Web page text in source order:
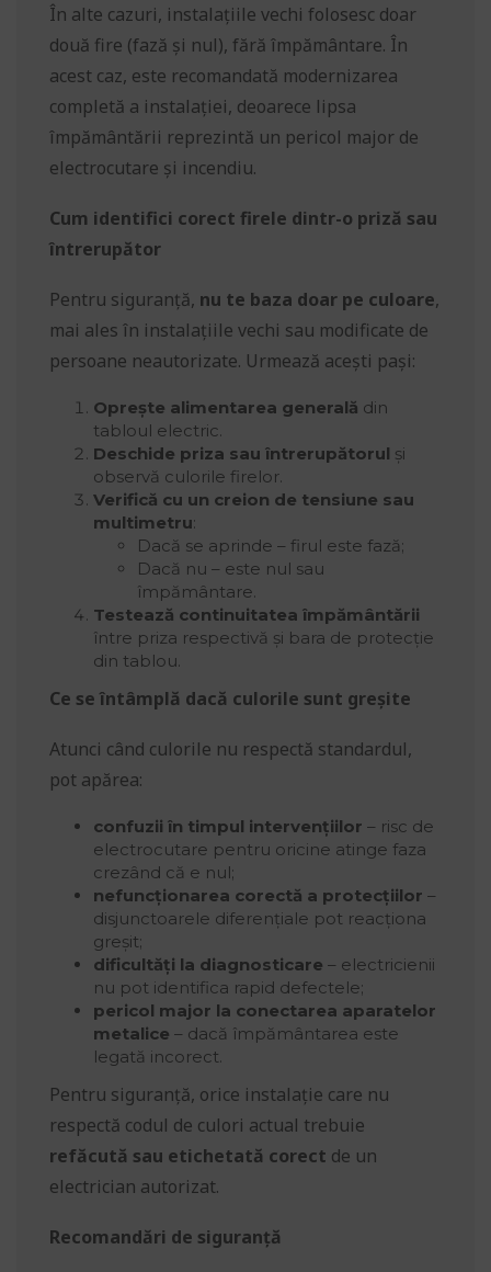
În alte cazuri, instalațiile vechi folosesc doar
două fire (fază și nul), fără împământare. În
acest caz, este recomandată modernizarea
completă a instalației, deoarece lipsa
împământării reprezintă un pericol major de
electrocutare și incendiu.
Cum identifici corect firele dintr-o priză sau
întrerupător
Pentru siguranță, nu te baza doar pe culoare,
mai ales în instalațiile vechi sau modificate de
persoane neautorizate. Urmează acești pași:
Oprește alimentarea generală din
tabloul electric.
Deschide priza sau întrerupătorul și
observă culorile firelor.
Verifică cu un creion de tensiune sau
multimetru:
Dacă se aprinde – firul este fază;
Dacă nu – este nul sau
împământare.
Testează continuitatea împământării
între priza respectivă și bara de protecție
din tablou.
Ce se întâmplă dacă culorile sunt greșite
Atunci când culorile nu respectă standardul,
pot apărea:
confuzii în timpul intervențiilor – risc de
electrocutare pentru oricine atinge faza
crezând că e nul;
nefuncționarea corectă a protecțiilor –
disjunctoarele diferențiale pot reacționa
greșit;
dificultăți la diagnosticare – electricienii
nu pot identifica rapid defectele;
pericol major la conectarea aparatelor
metalice – dacă împământarea este
legată incorect.
Pentru siguranță, orice instalație care nu
respectă codul de culori actual trebuie
refăcută sau etichetată corect de un
electrician autorizat.
Recomandări de siguranță